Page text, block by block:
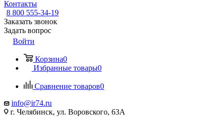
Контакты
8 800 555-34-19
Заказать звонок
Задать вопрос
Войти
Корзина0
Избранные товары0
Сравнение товаров0
info@ir74.ru
г. Челябинск, ул. Воровского, 63А